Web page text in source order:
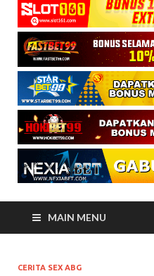
MAIN MENU
CERITA SEX ABG